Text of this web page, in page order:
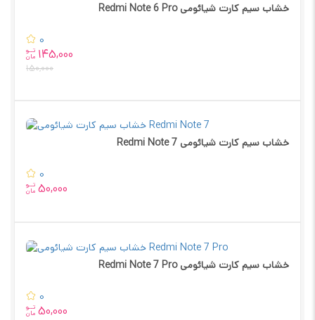
خشاب سیم کارت شیائومی Redmi Note 6 Pro
0
تــو
مان 145,000
150,000
خشاب سیم کارت شیائومی Redmi Note 7
0
تــو
مان 50,000
خشاب سیم کارت شیائومی Redmi Note 7 Pro
0
تــو
مان 50,000